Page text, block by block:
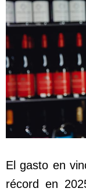
El gasto en
récord en